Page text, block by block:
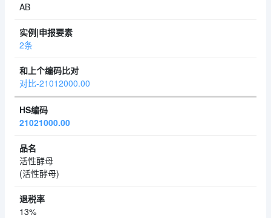
AB
2条
对比-21012000.00
21021000.00
活性酵母
(活性酵母)
13%